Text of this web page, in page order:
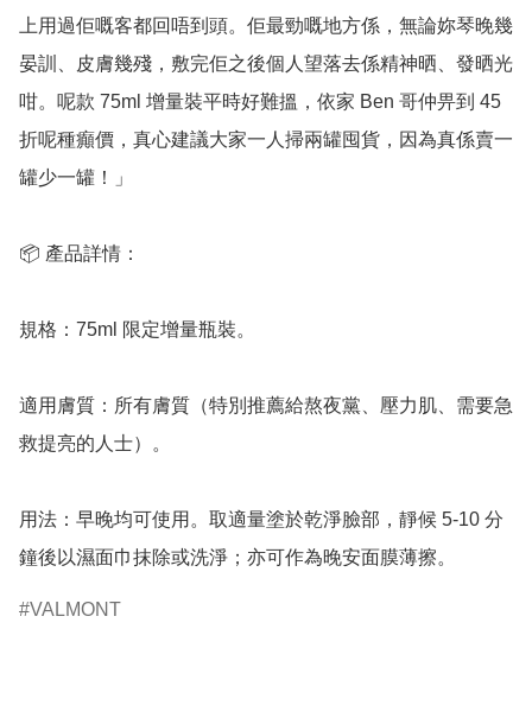
上用過佢嘅客都回唔到頭。佢最勁嘅地方係，無論妳琴晚幾
晏訓、皮膚幾殘，敷完佢之後個人望落去係精神晒、發晒光
咁。呢款 75ml 增量裝平時好難搵，依家 Ben 哥仲畀到 45
折呢種癲價，真心建議大家一人掃兩罐囤貨，因為真係賣一
罐少一罐！」
📦 產品詳情：
規格：75ml 限定增量瓶裝。
適用膚質：所有膚質（特別推薦給熬夜黨、壓力肌、需要急
救提亮的人士）。
用法：早晚均可使用。取適量塗於乾淨臉部，靜候 5-10 分
鐘後以濕面巾抹除或洗淨；亦可作為晚安面膜薄擦。
VALMONT